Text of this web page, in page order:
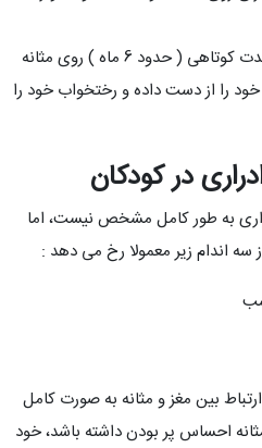
شب ادراری ثانویه : کودک برای مدت کوتاهی ( حدود 6 ماه ) روی مثانه
خود را از دست داده و رختخواب خود را
در کودکان
به طور کامل مشخص نیست، اما
سه اندام زیر معمولا رخ می دهد :
بین مغز و مثانه به صورت کامل
احساس پر بودن داشته باشد، خود